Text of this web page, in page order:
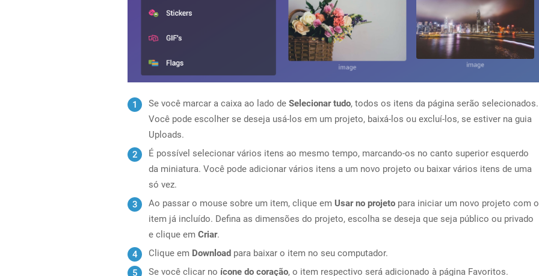
Se você marcar a caixa ao lado de Selecionar tudo, todos os itens da página serão selecionados.
Você pode escolher se deseja usá-los em um projeto, baixá-los ou excluí-los, se estiver na guia
Uploads.
É possível selecionar vários itens ao mesmo tempo, marcando-os no canto superior esquerdo
da miniatura. Você pode adicionar vários itens a um novo projeto ou baixar vários itens de uma
só vez.
Ao passar o mouse sobre um item, clique em Usar no projeto para iniciar um novo projeto com o
item já incluído. Defina as dimensões do projeto, escolha se deseja que seja público ou privado
e clique em Criar.
Clique em Download para baixar o item no seu computador.
Se você clicar no ícone do coração, o item respectivo será adicionado à página Favoritos.